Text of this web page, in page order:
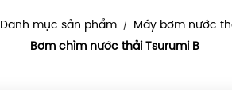
Danh mục sản phẩm /
Máy bơm nước
Bơm chìm nước thải Tsurumi B